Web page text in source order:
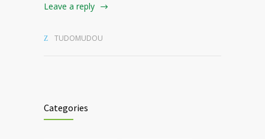
Leave a reply
TUDOMUDOU
Categories